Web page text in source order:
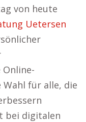
von heute
Uetersen
für alle, die
bei digitalen